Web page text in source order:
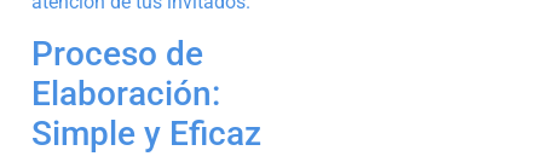
Proceso de
Elaboración:
Simple y Eficaz